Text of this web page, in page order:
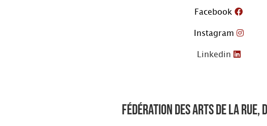
Facebook
Instagram
Linkedin
Fédération des arts de la